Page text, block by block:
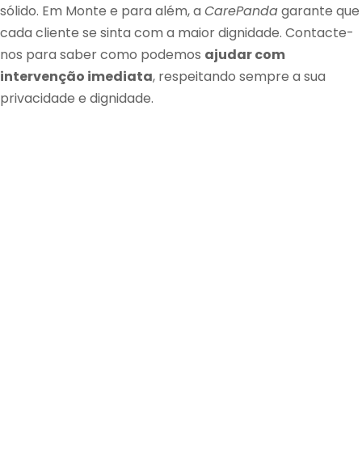
sólido. Em Monte e para além, a CarePandagarante que
cada cliente se sinta com a maior dignidade. Contacte-
nos para saber como podemos ajudar com
intervenção imediata, respeitando sempre a sua
privacidade e dignidade.